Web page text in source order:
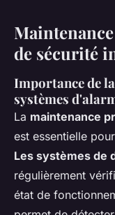
de sécurité
Importance de
systèmes
La maintenance
est essentielle
Les systèmes de
régulièrement
état de